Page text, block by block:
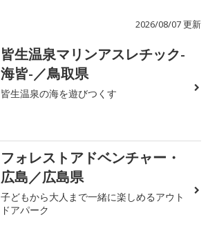
2026/08/07 更新
皆生温泉マリンアスレチック-
海皆-／鳥取県
皆生温泉の海を遊びつくす
フォレストアドベンチャー・
広島／広島県
子どもから大人まで一緒に楽しめるアウト
ドアパーク